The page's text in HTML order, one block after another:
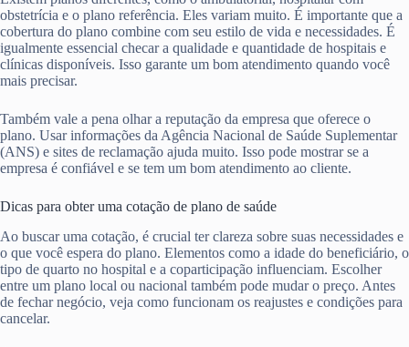
obstetrícia e o plano referência. Eles variam muito. É importante que a
cobertura do plano combine com seu estilo de vida e necessidades. É
igualmente essencial checar a qualidade e quantidade de hospitais e
clínicas disponíveis. Isso garante um bom atendimento quando você
mais precisar.
Também vale a pena olhar a reputação da empresa que oferece o
plano. Usar informações da Agência Nacional de Saúde Suplementar
(ANS) e sites de reclamação ajuda muito. Isso pode mostrar se a
empresa é confiável e se tem um bom atendimento ao cliente.
Dicas para obter uma cotação de plano de saúde
Ao buscar uma cotação, é crucial ter clareza sobre suas necessidades e
o que você espera do plano. Elementos como a idade do beneficiário, o
tipo de quarto no hospital e a coparticipação influenciam. Escolher
entre um plano local ou nacional também pode mudar o preço. Antes
de fechar negócio, veja como funcionam os reajustes e condições para
cancelar.